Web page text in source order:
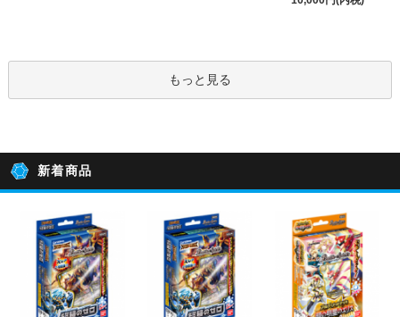
もっと見る
新着商品